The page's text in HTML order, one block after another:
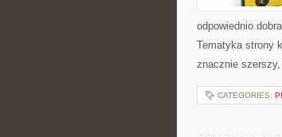
odpowiednio
Tematyka strony
znacznie
CATEGORIES: